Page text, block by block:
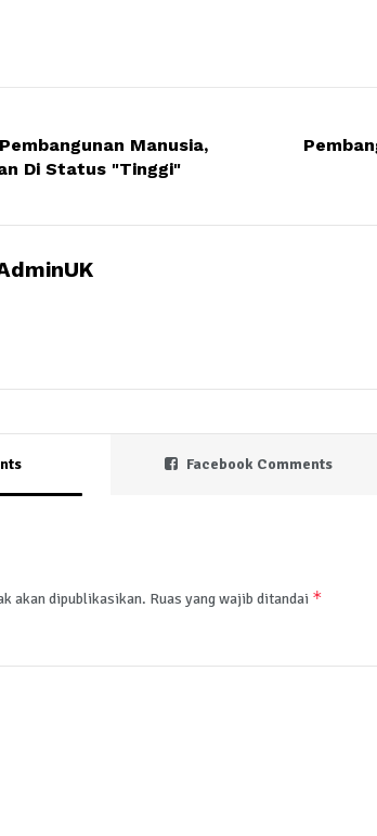
Manusia,
Di Status "Tinggi"
Facebook Comments
akan dipublikasikan. Ruas yang wajib ditandai *